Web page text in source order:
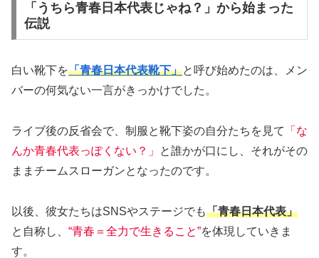
「うちら青春日本代表じゃね？」から始まった
伝説
白い靴下を「青春日本代表靴下」と呼び始めたのは、メン
バーの何気ない一言がきっかけでした。
ライブ後の反省会で、制服と靴下姿の自分たちを見て
「な
んか青春代表っぽくない？」
と誰かが口にし、それがその
ままチームスローガンとなったのです。
以後、彼女たちはSNSやステージでも「青春日本代表」
と自称し、 “青春＝全力で生きること”を体現していきま
す。